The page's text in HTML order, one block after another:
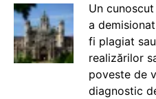
Un
a
fi plagiat
realizărilor
poveste de
diagnostic